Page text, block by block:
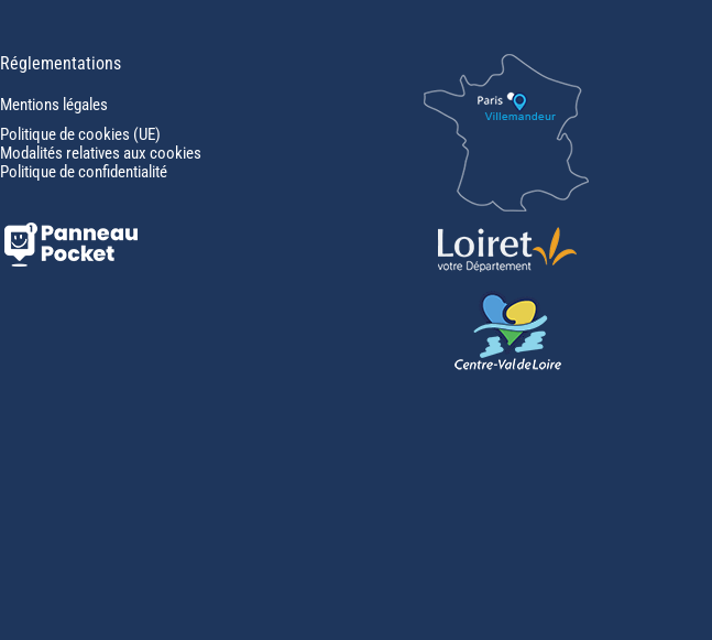
Réglementations
Mentions légales
Politique de cookies (UE)
Modalités relatives aux cookies
Politique de confidentialité